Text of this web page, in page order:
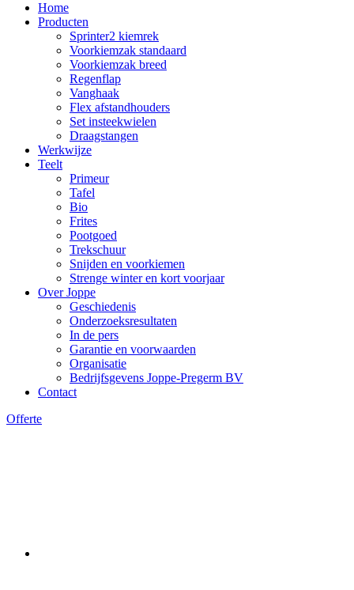
Home
Producten
Sprinter2 kiemrek
Voorkiemzak standaard
Voorkiemzak breed
Regenflap
Vanghaak
Flex afstandhouders
Set insteekwielen
Draagstangen
Werkwijze
Teelt
Primeur
Tafel
Bio
Frites
Pootgoed
Trekschuur
Snijden en voorkiemen
Strenge winter en kort voorjaar
Over Joppe
Geschiedenis
Onderzoeksresultaten
In de pers
Garantie en voorwaarden
Organisatie
Bedrijfsgevens Joppe-Pregerm BV
Contact
Offerte